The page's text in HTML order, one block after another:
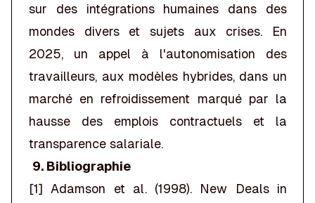
sur des intégrations humaines dans des
mondes divers et sujets aux crises. En
2025, un appel à l'autonomisation des
travailleurs, aux modèles hybrides, dans un
marché en refroidissement marqué par la
hausse des emplois contractuels et la
transparence salariale.
9. Bibliographie
[1] Adamson et al. (1998). New Deals in